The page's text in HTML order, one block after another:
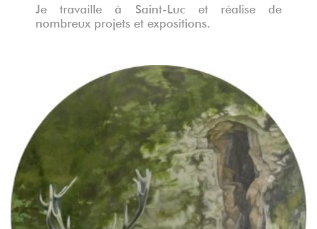
Je travaille à Saint-Luc et réalise de
nombreux projets et expositions.